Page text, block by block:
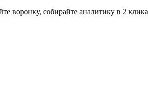
воронку, собирайте аналитику в 2 клика